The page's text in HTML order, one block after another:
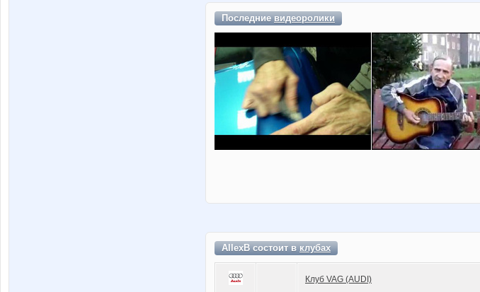
Последниевидеоролики
AllexB состоит вклубах
Клуб VAG (AUDI)